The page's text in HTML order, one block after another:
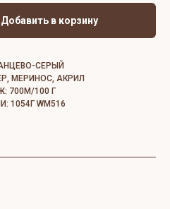
Добавить в корзину
СЕРЫЙ
МЕРИНОС, АКРИЛ
700М/100 Г
1054Г WM516